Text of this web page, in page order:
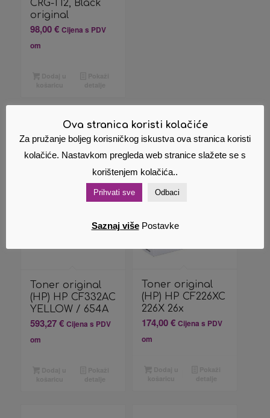
CRG-T12, Black
original
98,00€ Cijena s PDV
om
Povezani proizvodi
Toner original
(HP) HP CF332AC
YELLOW / 654A
593,27€ Cijena s PDV
om
Toner original
(HP) HP CF226XC
226X 26x
174,00€ Cijena s PDV
om
Ova stranica koristi kolačiće
Za pružanje boljeg korisničkog iskustva ova stranica koristi
kolačiće. Nastavkom pregleda web stranice slažete se s
korištenjem kolačića..
Prihvati sve Odbaci
Saznaj više Postavke